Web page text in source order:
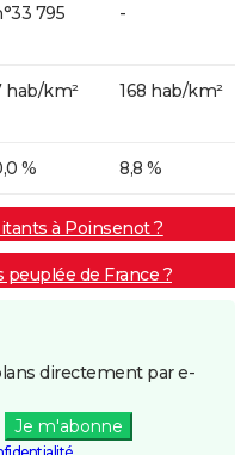
795 -
hab/km² 168 hab/km²
% 8,8 %
à Poinsenot ?
peuplée de France ?
directement par e-
Je m'abonne